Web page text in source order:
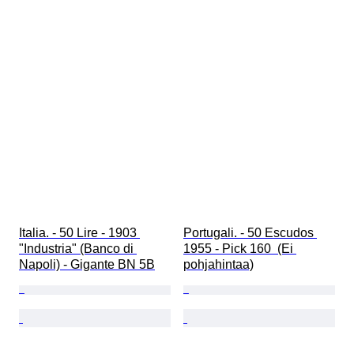
Italia. - 50 Lire - 1903
"Industria" (Banco di
Napoli) - Gigante BN 5B
Portugali. - 50 Escudos
1955 - Pick 160  (Ei
pohjahintaa)